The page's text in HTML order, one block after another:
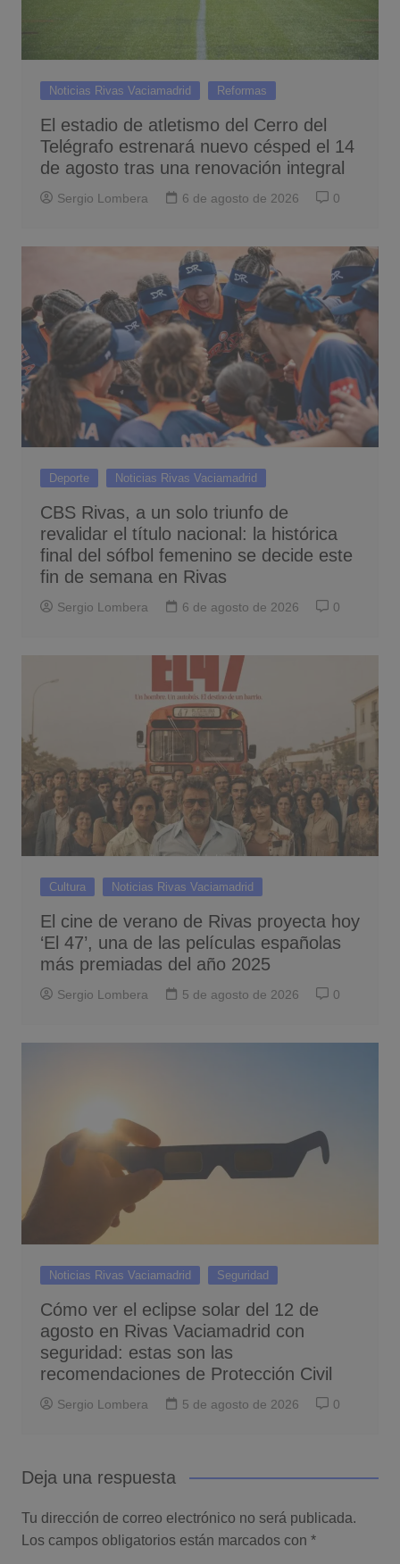
Noticias Rivas Vaciamadrid Reformas
El estadio de atletismo del Cerro del
Telégrafo estrenará nuevo césped el 14
de agosto tras una renovación integral
Sergio Lombera 6 de agosto de 2026 0
Deporte Noticias Rivas Vaciamadrid
CBS Rivas, a un solo triunfo de
revalidar el título nacional: la histórica
final del sófbol femenino se decide este
fin de semana en Rivas
Sergio Lombera 6 de agosto de 2026 0
Cultura Noticias Rivas Vaciamadrid
El cine de verano de Rivas proyecta hoy
‘El 47’, una de las películas españolas
más premiadas del año 2025
Sergio Lombera 5 de agosto de 2026 0
Noticias Rivas Vaciamadrid Seguridad
Cómo ver el eclipse solar del 12 de
agosto en Rivas Vaciamadrid con
seguridad: estas son las
recomendaciones de Protección Civil
Sergio Lombera 5 de agosto de 2026 0
Deja una respuesta
Tu dirección de correo electrónico no será publicada.
Los campos obligatorios están marcados con *